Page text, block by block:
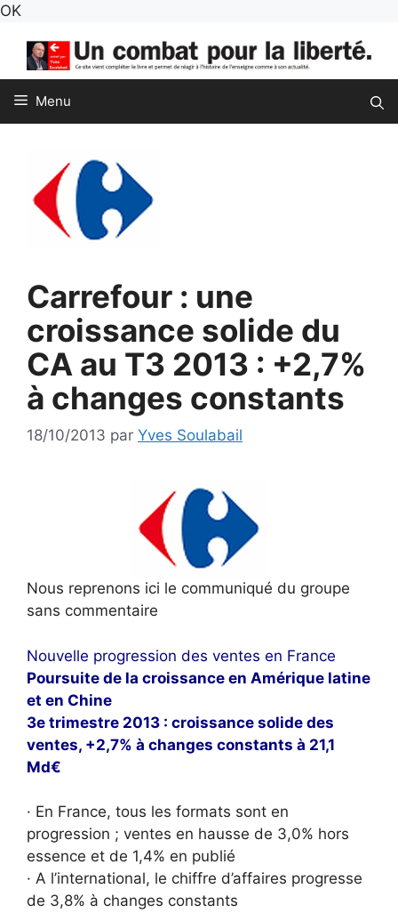
OKAller
contenu
Menu
Carrefour : une
croissance solide du
CA au T3 2013 : +2,7%
à changes constants
18/10/2013 par Yves Soulabail
Nous reprenons ici le communiqué du groupe
sans commentaire
Nouvelle progression des ventes en France
Poursuite de la croissance en Amérique latine
et en Chine
3e trimestre 2013 : croissance solide des
ventes, +2,7% à changes constants à 21,1
Md€
· En France, tous les formats sont en
progression ; ventes en hausse de 3,0% hors
essence et de 1,4% en publié
· A l’international, le chiffre d’affaires progresse
de 3,8% à changes constants